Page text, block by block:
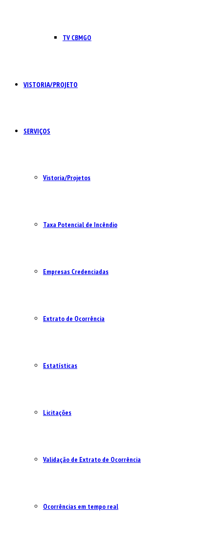
TV CBMGO
VISTORIA/PROJETO
SERVIÇOS
Vistoria/Projetos
Taxa Potencial de Incêndio
Empresas Credenciadas
Extrato de Ocorrência
Estatísticas
Licitações
Validação de Extrato de Ocorrência
Ocorrências em tempo real